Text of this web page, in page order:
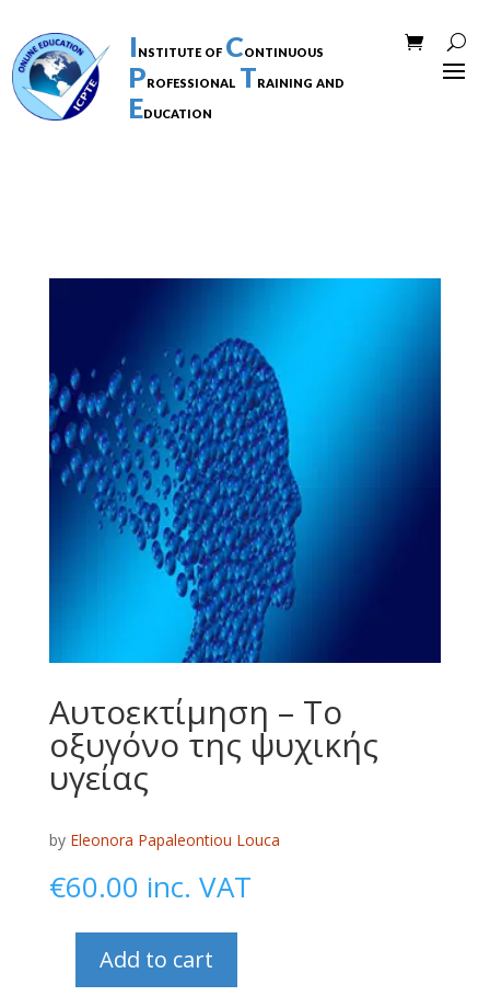
Institute of Continuous
Professional Training and
Education
Αυτοεκτίμηση – Το
οξυγόνο της ψυχικής
υγείας
by Eleonora Papaleontiou Louca
€60.00 inc. VAT
Αυτοεκτίμηση
Add to cart